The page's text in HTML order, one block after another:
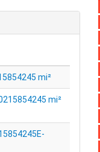
mi²
mi²